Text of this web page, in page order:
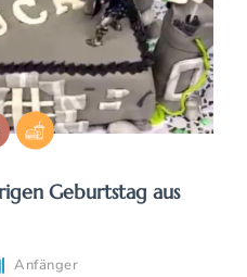
Geburtstag aus
Anfänger